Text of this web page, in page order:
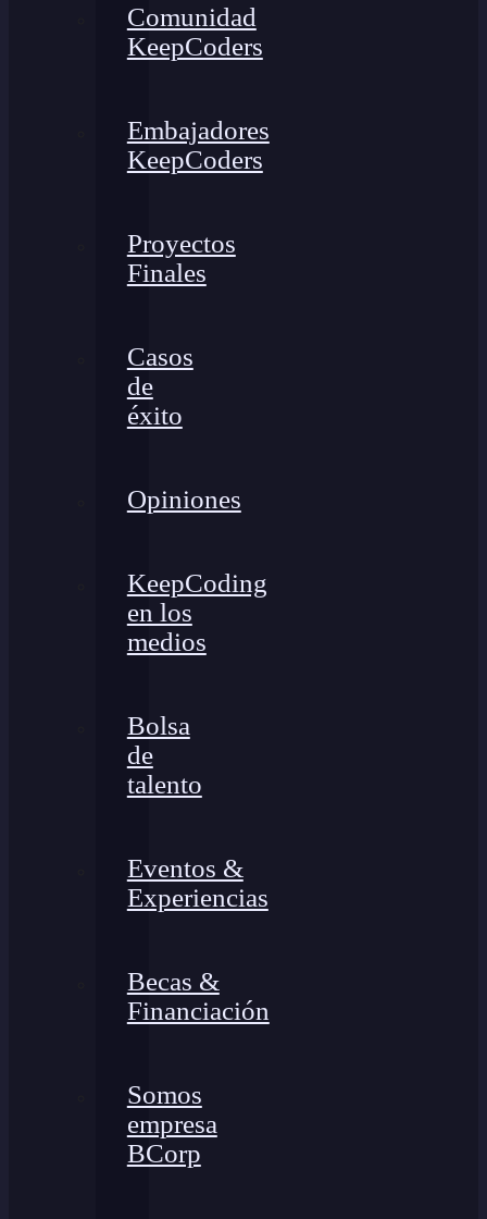
Comunidad
KeepCoders
Embajadores
KeepCoders
Proyectos
Finales
Casos
de
éxito
Opiniones
KeepCoding
en los
medios
Bolsa
de
talento
Eventos &
Experiencias
Becas &
Financiación
Somos
empresa
BCorp